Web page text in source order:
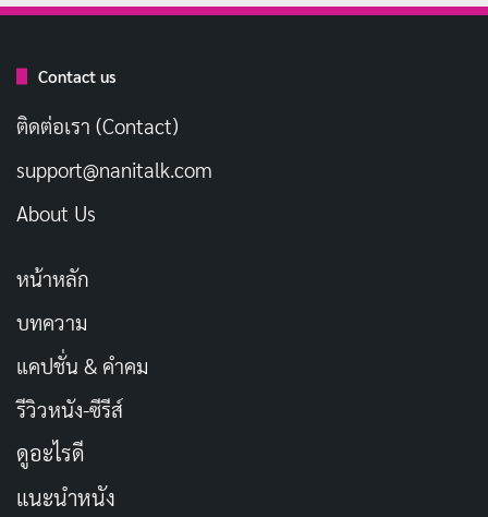
Kanagawa ประเทศญี่ปุ่น เธอเข้าสู่วงการ AV เมื่อเดือน
(美の) ด้วยสโลแกน “今世紀最大の極上痴女” ซึ่งในยุค
นั้นคาแรกเตอร์ Slut ยังไม่ได้รับความนิยมมากนักใน
สร้างความแตกต่าง
ได้รับโอกาสให้ทำงานกับค่ายต่าง ๆ อย่างต่อเนื่อง โดย
One’s Factory
มาอย่างสม่ำเสมอ จนกระทั่งปี 2015 เธอได้เข้าร่วมยูนิตไอ
ดอล KÜHN และตามด้วย SEXY-J ในเดือนธันวาคมปี
เดียวกัน ซึ่งช่วยให้เธอมีฐานแฟนคลับที่กว้างขึ้นนอกเหนือ
จากแฟนหนัง AV
Contact us
ติดต่อเรา (Contact)
support@nanitalk.com
About Us
หน้าหลัก
บทความ
แคปชั่น & คำคม
รีวิวหนัง-ซีรีส์
ดูอะไรดี
แนะนำหนัง